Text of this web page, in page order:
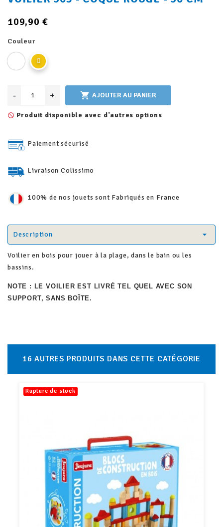
109,90 €
Couleur
- +  AJOUTER AU PANIER
not_interested Produit disponible avec d'autres options
Paiement sécurisé
Livraison Colissimo
100% de nos jouets sont Fabriqués en France
Description
Voilier en bois pour jouer à la plage, dans le bain ou les
bassins.
NOTE : LE VOILIER EST LIVRÉ TEL QUEL AVEC SON
SUPPORT, SANS BOÎTE.
16 AUTRES PRODUITS DANS CETTE CATÉGORIE
de stock